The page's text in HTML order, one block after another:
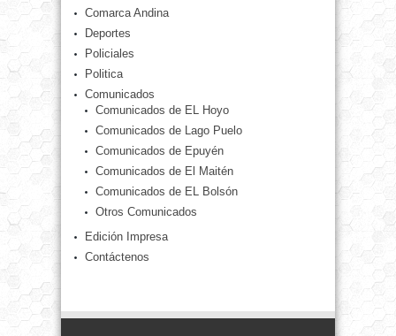
Comarca Andina
Deportes
Policiales
Politica
Comunicados
Comunicados de EL Hoyo
Comunicados de Lago Puelo
Comunicados de Epuyén
Comunicados de El Maitén
Comunicados de EL Bolsón
Otros Comunicados
Edición Impresa
Contáctenos